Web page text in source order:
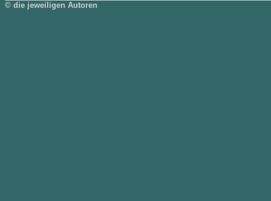
© die jeweiligen Autoren